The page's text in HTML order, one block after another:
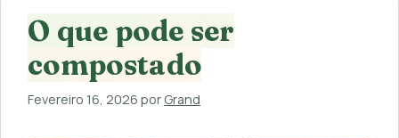
O que pode ser
compostado
Fevereiro 16, 2026 por Grand